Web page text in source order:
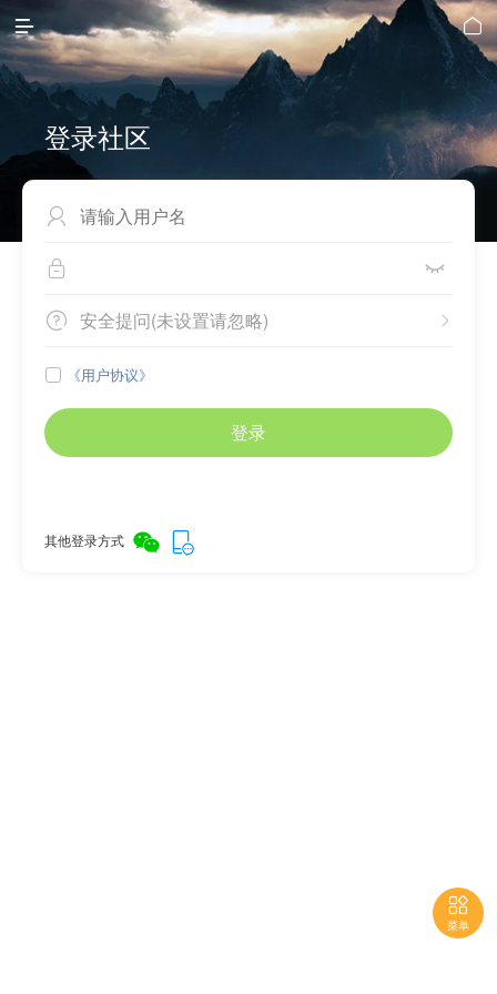
 
登录社区

 
 
安全提问(未设置请忽略)
 《用户协议》
登录
其他登录方式

菜单